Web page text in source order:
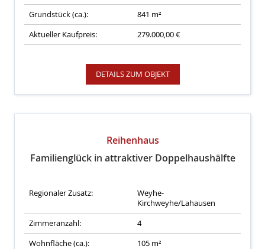
Grundstück (ca.):
841 m²
Aktueller Kaufpreis:
279.000,00 €
DETAILS ZUM OBJEKT
Reihenhaus
Familienglück in attraktiver Doppelhaushälfte
Regionaler Zusatz:
Weyhe-
Kirchweyhe/Lahausen
Zimmeranzahl:
4
Wohnfläche (ca.):
105 m²